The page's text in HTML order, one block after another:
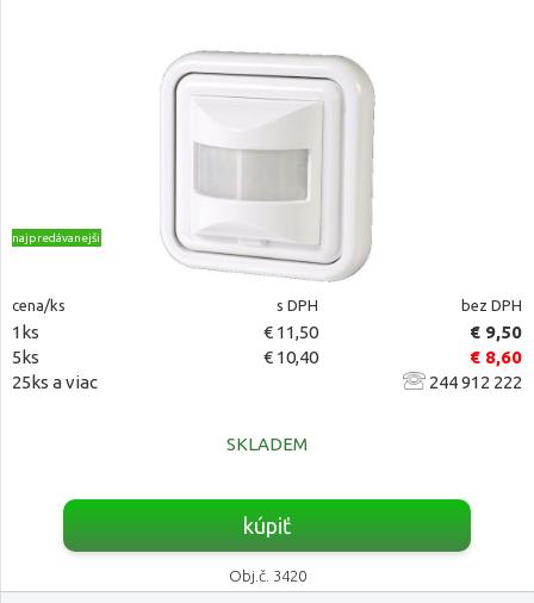
najpredávanejšie
cena/ks s DPH bez DPH
1ks € 11,50
€ 9,50
5ks
€ 10,40
€ 8,60
25ks a viac
244 912 222
SKLADEM
kúpiť
Obj.č. 3420